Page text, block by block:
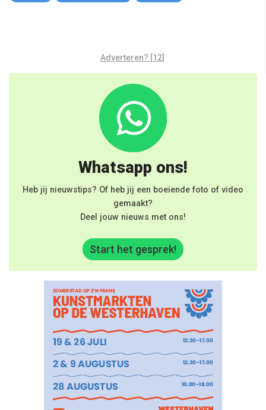
Adverteren? [12]
Whatsapp ons!
Heb jij nieuwstips? Of heb jij een boeiende foto of video
gemaakt?
Deel jouw nieuws met ons!
Start het gesprek!